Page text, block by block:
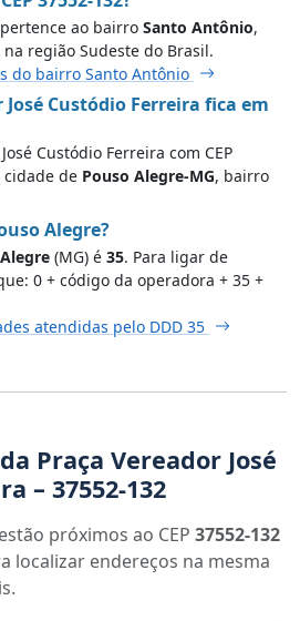
pertence ao bairro Santo Antônio,
região Sudeste do Brasil.
do bairro Santo Antônio
José Custódio Ferreira fica em
Custódio Ferreira com CEP
cidade de Pouso Alegre-MG, bairro
Alegre?
(MG) é 35. Para ligar de
0 + código da operadora + 35 +
atendidas pelo DDD 35
Praça Vereador José
– 37552-132
próximos ao CEP 37552-132
localizar endereços na mesma